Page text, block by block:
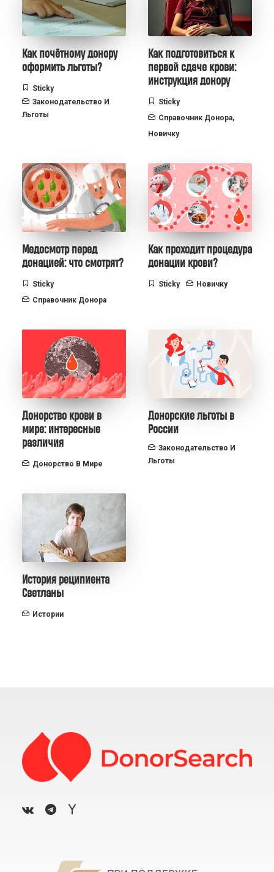
Как почётному донору
оформить льготы?
Sticky
Законодательство И
Льготы
Как подготовиться к
первой сдаче крови:
инструкция донору
Sticky
Справочник Донора,
Новичку
Медосмотр перед
донацией: что смотрят?
Sticky
Справочник Донора
Как проходит процедура
донации крови?
Sticky Новичку
Донорство крови в
мире: интересные
различия
Донорство В Мире
Донорские льготы в
России
Законодательство И
Льготы
История реципиента
Светланы
Истории